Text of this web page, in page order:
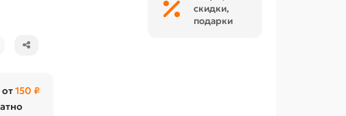
150 ₽
скидки,
подарки